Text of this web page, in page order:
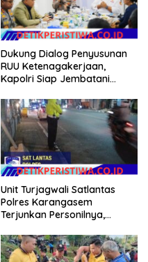
Dukung Dialog Penyusunan
RUU Ketenagakerjaan,
Kapolri Siap Jembatani
Unit Turjagwali Satlantas
Polres Karangasem
Terjunkan Personilnya,
dan Blue Light Patrol